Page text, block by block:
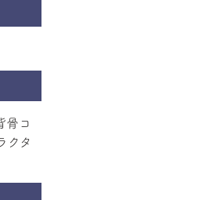
骨コ
クタ